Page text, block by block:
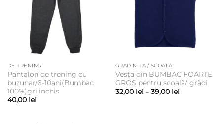
DE TRENING
Pantalon de trening cu
buzunar/6-10ani(Bumbac
100%)gri inchis
40,00 lei
GRADINITA / SCOALA
Vesta din BUMBAC FOARTE
GROS pentru școală/ grădi
32,00 lei – 39,00 leiInterval